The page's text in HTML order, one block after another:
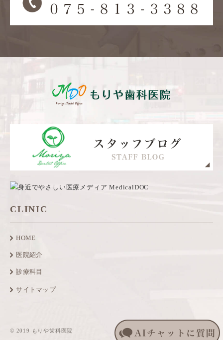
CLINIC
HOME
医院紹介
診療科目
サイトマップ
© 2019 もりや歯科医院